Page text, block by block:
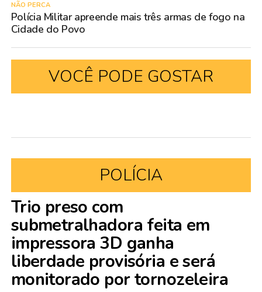
NÃO PERCA
Polícia Militar apreende mais três armas de fogo na
Cidade do Povo
VOCÊ PODE GOSTAR
POLÍCIA
Trio preso com
submetralhadora feita em
impressora 3D ganha
liberdade provisória e será
monitorado por tornozeleira